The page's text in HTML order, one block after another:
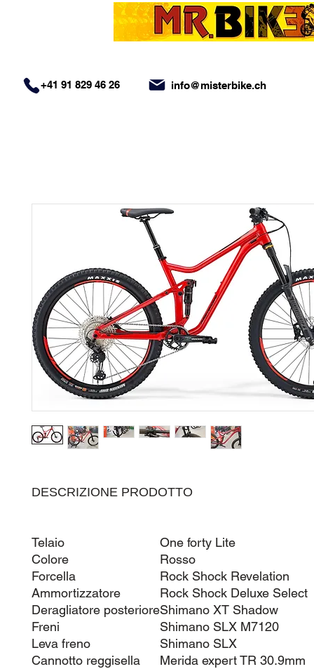
+41 91 829 46 26 info@misterbike.ch
DESCRIZIONE PRODOTTO
Telaio
One forty Lite
Colore
Rosso
Forcella
Rock Shock Revelation
Ammortizzatore
Rock Shock Deluxe Select
Deragliatore posterioreShimano XT Shadow
Freni
Shimano SLX M7120
Leva freno
Shimano SLX
Cannotto reggisella
Merida expert TR 30.9mm